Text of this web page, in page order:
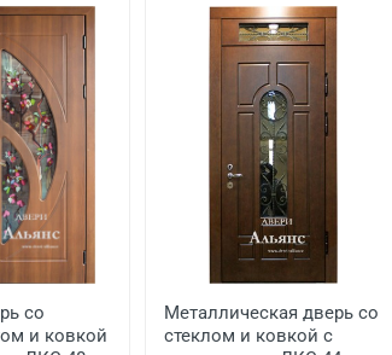
Демонтаж старой деревянной двери
Демонтаж старой металлической двери
Заделка швов монтажной пеной
Расширение проема
Сварочные работы
со
и ковкой
Металлическая дверь со
стеклом и ковкой с